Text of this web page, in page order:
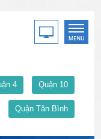
4 Quận 10
Quận Tân Bình